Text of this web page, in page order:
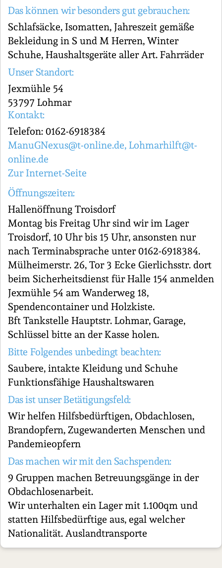
Das können wir besonders gut gebrauchen:
Schlafsäcke, Isomatten, Jahreszeit gemäße
Bekleidung in S und M Herren, Winter
Schuhe, Haushaltsgeräte aller Art. Fahrräder
Unser Standort:
Jexmühle 54
53797 Lohmar
Kontakt:
Telefon: 0162-6918384
ManuGNexus@t-online.de, Lohmarhilft@t-
online.de
Zur Internet-Seite
Öffnungszeiten:
Hallenöffnung Troisdorf
Montag bis Freitag Uhr sind wir im Lager
Troisdorf, 10 Uhr bis 15 Uhr, ansonsten nur
nach Terminabsprache unter 0162-6918384.
Mülheimerstr. 26, Tor 3 Ecke Gierlichsstr. dort
beim Sicherheitsdienst für Halle 154 anmelden
Jexmühle 54 am Wanderweg 18,
Spendencontainer und Holzkiste.
Bft Tankstelle Hauptstr. Lohmar, Garage,
Schlüssel bitte an der Kasse holen.
Bitte Folgendes unbedingt beachten:
Saubere, intakte Kleidung und Schuhe
Funktionsfähige Haushaltswaren
Das ist unser Betätigungsfeld:
Wir helfen Hilfsbedürftigen, Obdachlosen,
Brandopfern, Zugewanderten Menschen und
Pandemieopfern
Das machen wir mit den Sachspenden:
9 Gruppen machen Betreuungsgänge in der
Obdachlosenarbeit.
Wir unterhalten ein Lager mit 1.100qm und
statten Hilfsbedürftige aus, egal welcher
Nationalität. Auslandtransporte